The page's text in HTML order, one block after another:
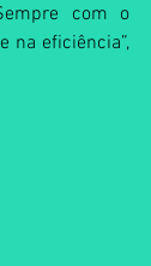
com o
na eficiência”,